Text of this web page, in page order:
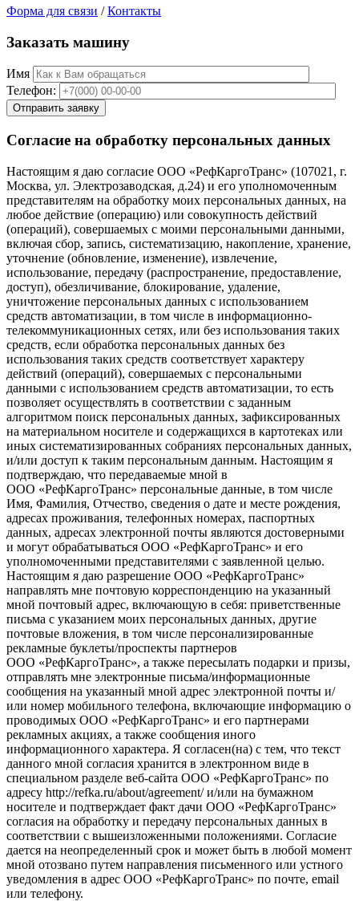
Форма для связи /Контакты
Заказать машину
Имя
Телефон:
Согласие на обработку персональных данных
Настоящим я даю согласие ООО «РефКаргоТранс» (107021, г.
Москва, ул. Электрозаводская, д.24) и его уполномоченным
представителям на обработку моих персональных данных, на
любое действие (операцию) или совокупность действий
(операций), совершаемых с моими персональными данными,
включая сбор, запись, систематизацию, накопление, хранение,
уточнение (обновление, изменение), извлечение,
использование, передачу (распространение, предоставление,
доступ), обезличивание, блокирование, удаление,
уничтожение персональных данных с использованием
средств автоматизации, в том числе в информационно-
телекоммуникационных сетях, или без использования таких
средств, если обработка персональных данных без
использования таких средств соответствует характеру
действий (операций), совершаемых с персональными
данными с использованием средств автоматизации, то есть
позволяет осуществлять в соответствии с заданным
алгоритмом поиск персональных данных, зафиксированных
на материальном носителе и содержащихся в картотеках или
иных систематизированных собраниях персональных данных,
и/или доступ к таким персональным данным. Настоящим я
подтверждаю, что передаваемые мной в
ООО «РефКаргоТранс» персональные данные, в том числе
Имя, Фамилия, Отчество, сведения о дате и месте рождения,
адресах проживания, телефонных номерах, паспортных
данных, адресах электронной почты являются достоверными
и могут обрабатываться ООО «РефКаргоТранс» и его
уполномоченными представителями с заявленной целью.
Настоящим я даю разрешение ООО «РефКаргоТранс»
направлять мне почтовую корреспонденцию на указанный
мной почтовый адрес, включающую в себя: приветственные
письма с указанием моих персональных данных, другие
почтовые вложения, в том числе персонализированные
рекламные буклеты/проспекты партнеров
ООО «РефКаргоТранс», а также пересылать подарки и призы,
отправлять мне электронные письма/информационные
сообщения на указанный мной адрес электронной почты и/
или номер мобильного телефона, включающие информацию о
проводимых ООО «РефКаргоТранс» и его партнерами
рекламных акциях, а также сообщения иного
информационного характера. Я согласен(на) с тем, что текст
данного мной согласия хранится в электронном виде в
специальном разделе веб-сайта ООО «РефКаргоТранс» по
адресу http://refka.ru/about/agreement/ и/или на бумажном
носителе и подтверждает факт дачи ООО «РефКаргоТранс»
согласия на обработку и передачу персональных данных в
соответствии с вышеизложенными положениями. Согласие
дается на неопределенный срок и может быть в любой момент
мной отозвано путем направления письменного или устного
уведомления в адрес ООО «РефКаргоТранс» по почте, email
или телефону.